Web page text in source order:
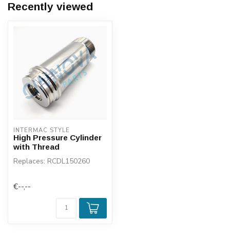
Recently viewed
INTERMAC STYLE
High Pressure Cylinder
with Thread
Replaces: RCDL150260
€--,--